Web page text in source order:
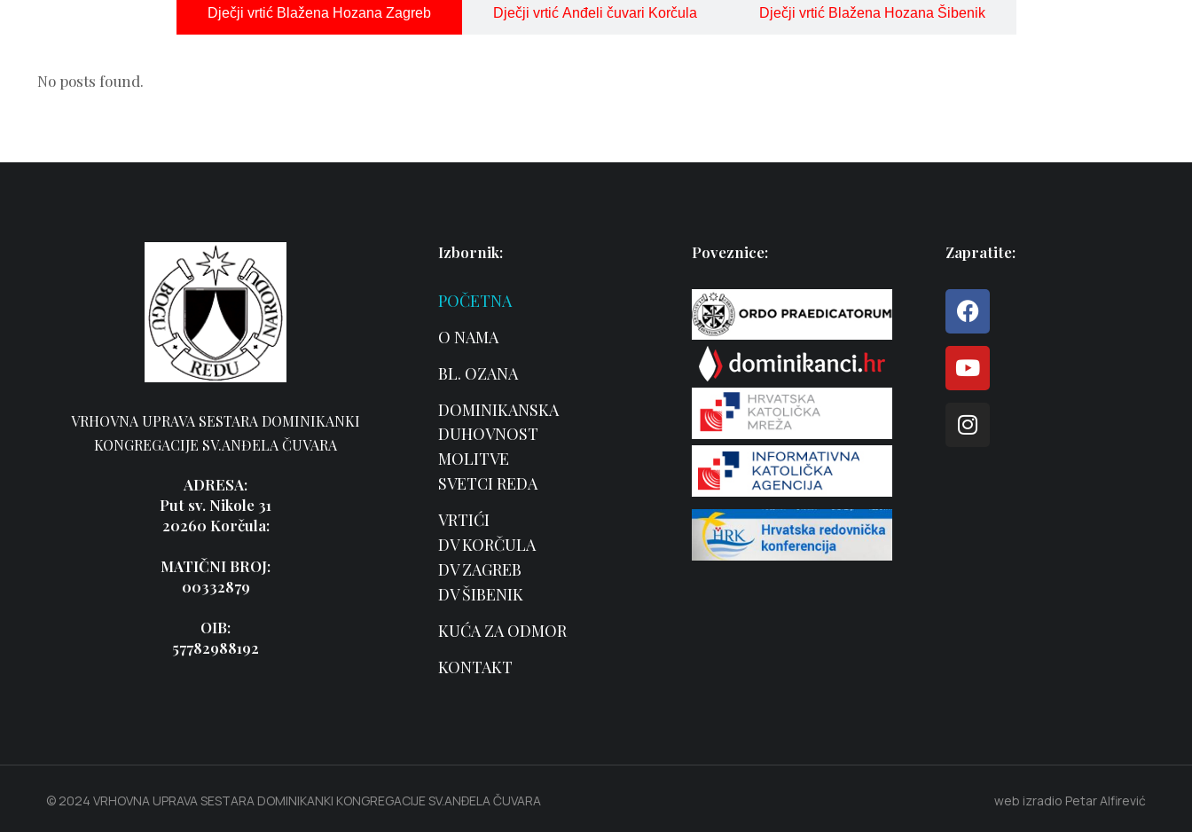
Dječji vrtić Blažena Hozana Zagreb Dječji vrtić Anđeli čuvari Korčula Dječji vrtić Blažena Hozana Šibenik
No posts found.
VRHOVNA UPRAVA SESTARA DOMINIKANKI
KONGREGACIJE SV.ANĐELA ČUVARA
ADRESA:
Put sv. Nikole 31
20260 Korčula:
MATIČNI BROJ:
00332879
OIB:
57782988192
Izbornik:
POČETNA
O NAMA
BL. OZANA
DOMINIKANSKA
DUHOVNOST
MOLITVE
SVETCI REDA
VRTIĆI
DV KORČULA
DV ZAGREB
DV ŠIBENIK
KUĆA ZA ODMOR
KONTAKT
Poveznice: Zapratite:
© 2024 VRHOVNA UPRAVA SESTARA DOMINIKANKI KONGREGACIJE SV.ANĐELA ČUVARA web izradio Petar Alfirević